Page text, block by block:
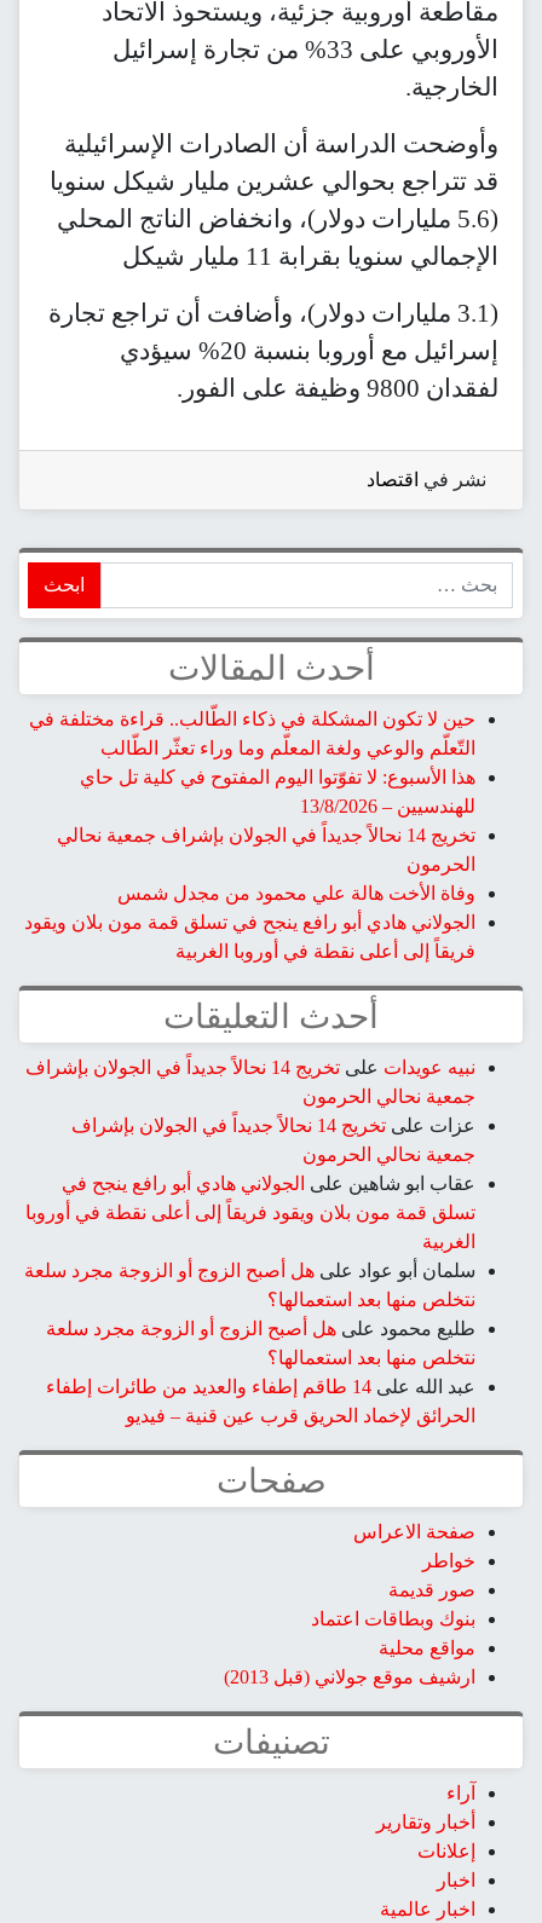
مقاطعة أوروبية جزئية، ويستحوذ الاتحاد
الأوروبي على 33% من تجارة إسرائيل
الخارجية.
وأوضحت الدراسة أن الصادرات الإسرائيلية
قد تتراجع بحوالي عشرين مليار شيكل سنويا
(5.6 مليارات دولار)، وانخفاض الناتج المحلي
الإجمالي سنويا بقرابة 11 مليار شيكل
(3.1 مليارات دولار)، وأضافت أن تراجع تجارة
إسرائيل مع أوروبا بنسبة 20% سيؤدي
لفقدان 9800 وظيفة على الفور.
نشر في اقتصاد
أحدث المقالات
حين لا تكون المشكلة في ذكاء الطّالب.. قراءة مختلفة في
التّعلّم والوعي ولغة المعلّم وما وراء تعثّر الطّالب
هذا الأسبوع: لا تفوّتوا اليوم المفتوح في كلية تل حاي
للهندسيين – 13/8/2026
تخريج 14 نحالاً جديداً في الجولان بإشراف جمعية نحالي
الحرمون
وفاة الأخت هالة علي محمود من مجدل شمس
الجولاني هادي أبو رافع ينجح في تسلق قمة مون بلان ويقود
فريقاً إلى أعلى نقطة في أوروبا الغربية
أحدث التعليقات
نبيه عويدات على
تخريج 14 نحالاً جديداً في الجولان بإشراف
جمعية نحالي الحرمون
عزات على
تخريج 14 نحالاً جديداً في الجولان بإشراف
جمعية نحالي الحرمون
عقاب ابو شاهين على الجولاني هادي أبو رافع ينجح في
تسلق قمة مون بلان ويقود فريقاً إلى أعلى نقطة في أوروبا
الغربية
سلمان أبو عواد على هل أصبح الزوج أو الزوجة مجرد سلعة
نتخلص منها بعد استعمالها؟
طليع محمود على هل أصبح الزوج أو الزوجة مجرد سلعة
نتخلص منها بعد استعمالها؟
عبد الله على
14 طاقم إطفاء والعديد من طائرات إطفاء
الحرائق لإخماد الحريق قرب عين قنية – فيديو
صفحات
صفحة الاعراس
خواطر
صور قديمة
بنوك وبطاقات اعتماد
مواقع محلية
ارشيف موقع جولاني (قبل 2013)
تصنيفات
آراء
أخبار وتقارير
إعلانات
اخبار
اخبار عالمية